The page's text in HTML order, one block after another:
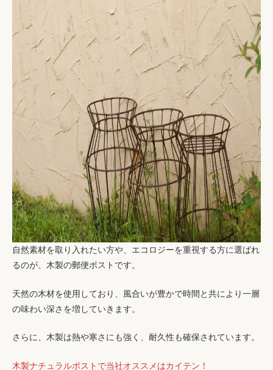
自然素材を取り入れたい方や、エコロジーを重視する方に選ばれ
るのが、木製の郵便ポストです。
天然の木材を使用しており、風合いが豊かで時間と共により一層
の味わい深さを増していきます。
さらに、木製は熱や寒さにも強く、耐久性も確保されています。
木製ナチュラルポストで当社オススメはカイテン！